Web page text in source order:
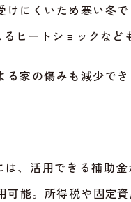
にくいため寒い冬で
ヒートショックなど
家の傷みも減少で
、活用できる補助
能。所得税や固定